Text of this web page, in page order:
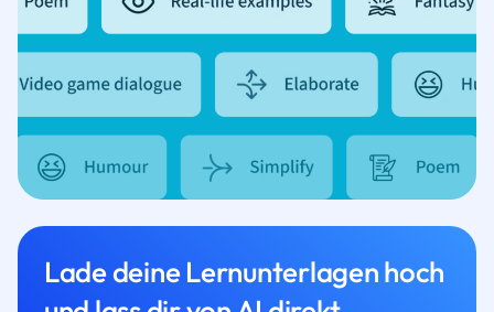
Lade deine Lernunterlagen hoch